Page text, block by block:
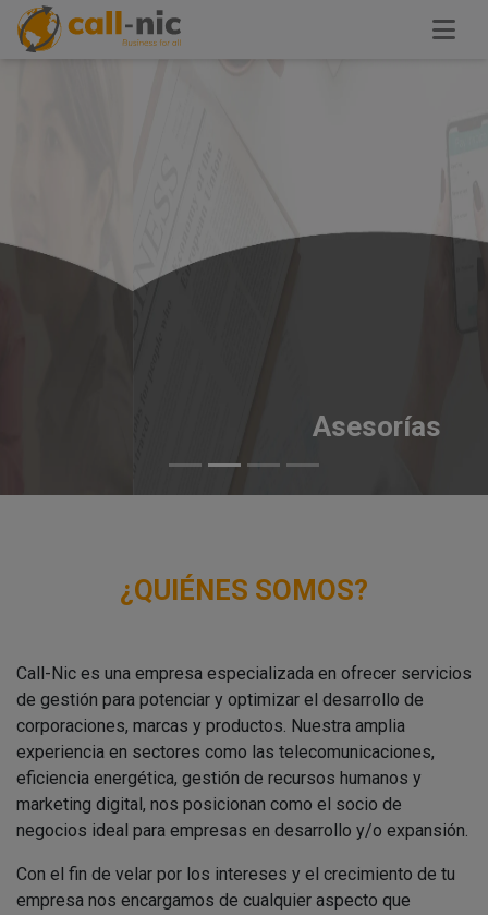
¿QUIÉNES SOMOS?
Call-Nic es una empresa especializada en ofrecer servicios
de gestión para potenciar y optimizar el desarrollo de
corporaciones, marcas y productos. Nuestra amplia
experiencia en sectores como las telecomunicaciones,
eficiencia energética, gestión de recursos humanos y
marketing digital, nos posicionan como el socio de
negocios ideal para empresas en desarrollo y/o expansión.
Con el fin de velar por los intereses y el crecimiento de tu
empresa nos encargamos de cualquier aspecto que